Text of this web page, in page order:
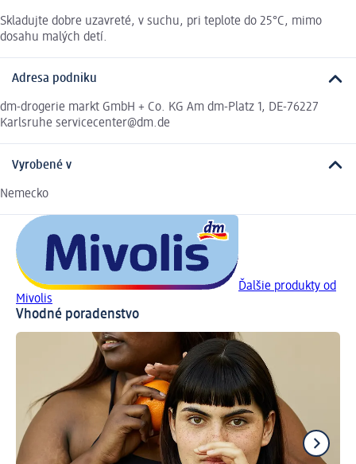
Skladujte dobre uzavreté, v suchu, pri teplote do 25°C, mimo
dosahu malých detí.
Adresa podniku
dm-drogerie markt GmbH + Co. KG Am dm-Platz 1, DE-76227
Karlsruhe servicecenter@dm.de
Vyrobené v
Nemecko
Ďalšie produkty od
Mivolis
Vhodné poradenstvo